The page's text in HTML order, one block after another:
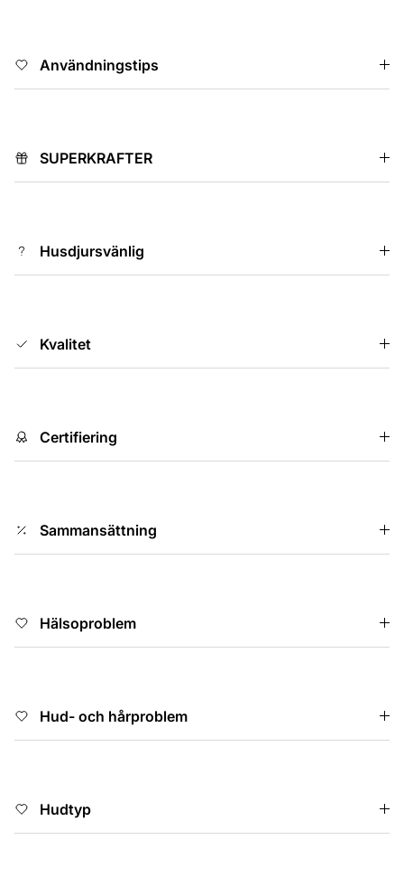
Användningstips
SUPERKRAFTER
Husdjursvänlig
Kvalitet
Certifiering
Sammansättning
Hälsoproblem
Hud- och hårproblem
Hudtyp